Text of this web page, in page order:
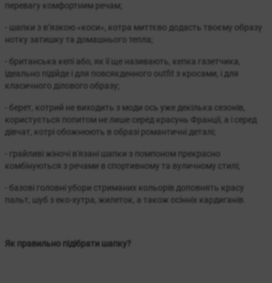
перевагу комфортним речам;
- шапки з в’язкою «коси», котра миттєво додасть твоєму образу
нотку затишку та домашнього тепла;
- британська кепі або, як її ще називають, кепка газетчика,
ідеально підійде і для повсякденного outfit з кросами, і для
класичного ділового образу;
- берет, котрий не виходить з моди ось уже декілька сезонів,
користується попитом не лише серед красунь Франції, а і серед
дівчат, котрі обожнюють в образі романтичні деталі;
- грайливі жіночі в'язані шапки з помпоном прекрасно
комбінуються з речами в спортивному та вуличному стилі;
- базові головні убори стриманих кольорів доповнять красу
пальт, шуб з еко-хутра, жилеток, а також осінніх кардиганів.
Як правильно підібрати шапку?